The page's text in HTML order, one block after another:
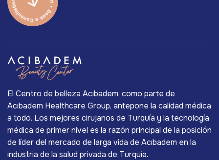
El Centro de belleza Acıbadem, como parte de
Acıbadem Healthcare Group, antepone la calidad médica
a todo. Los mejores cirujanos de Turquía y la tecnología
médica de primer nivel es la razón principal de la posición
de líder del mercado de larga vida de Acıbadem en la
industria de la salud privada de Turquía.